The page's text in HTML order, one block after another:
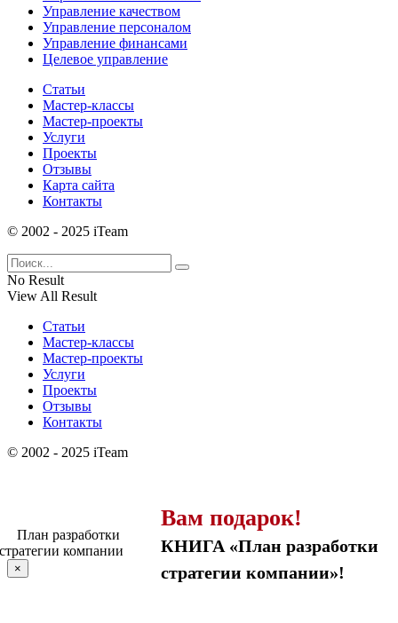
Управление качеством
Управление персоналом
Управление финансами
Целевое управление
Статьи
Мастер-классы
Мастер-проекты
Услуги
Проекты
Отзывы
Карта сайта
Контакты
© 2002 - 2025 iTeam
No Result
View All Result
Статьи
Мастер-классы
Мастер-проекты
Услуги
Проекты
Отзывы
Контакты
© 2002 - 2025 iTeam
Вам подарок!
КНИГА «План разработки
стратегии компании»!
×